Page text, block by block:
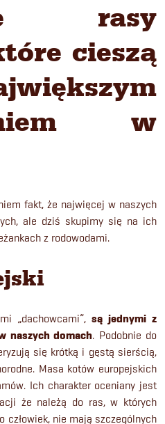
rasy
cieszą
w
fakt, że najwięcej w naszych
ale dziś skupimy się na ich
z rodowodami.
„dachowcami”, są jednymi z
naszych domach. Podobnie do
się krótką i gęstą sierścią,
Masa kotów europejskich
Ich charakter oceniany jest
że należą do ras, w których
człowiek, nie mają szczególnych